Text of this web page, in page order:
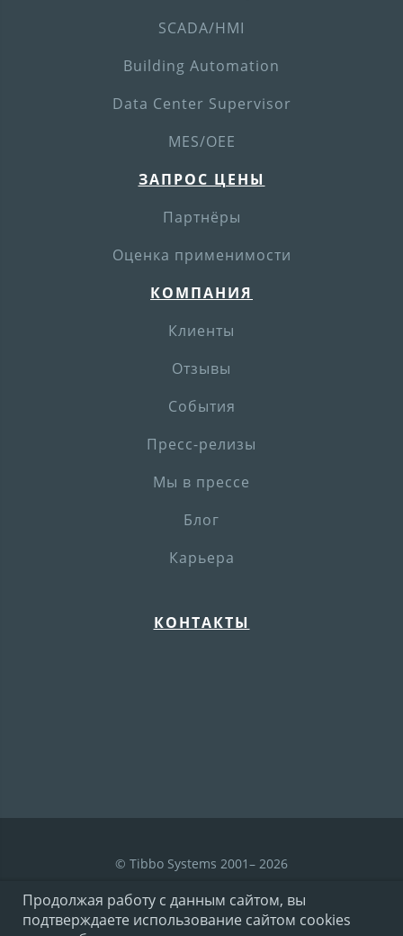
SCADA/HMI
Building Automation
Data Center Supervisor
MES/OEE
ЗАПРОС ЦЕНЫ
Партнёры
Оценка применимости
КОМПАНИЯ
Клиенты
Отзывы
События
Пресс-релизы
Мы в прессе
Блог
Карьера
КОНТАКТЫ
© Tibbo Systems 2001– 2026
Условия использования
Продолжая работу с данным сайтом, вы
подтверждаете использование сайтом cookies